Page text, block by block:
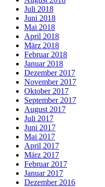
Juli 2018
Juni 2018
Mai 2018
April 2018
März 2018
Februar 2018
Januar 2018
Dezember 2017
November 2017
Oktober 2017
September 2017
August 2017
Juli 2017
Juni 2017
Mai 2017
April 2017
März 2017
Februar 2017
Januar 2017
Dezember 2016